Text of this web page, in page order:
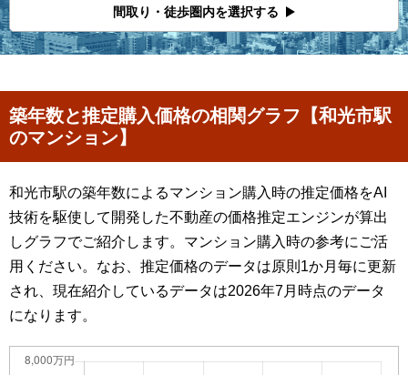
間取り・徒歩圏内を選択する
築年数と推定購入価格の相関グラフ【和光市駅
のマンション】
和光市駅の築年数によるマンション購入時の推定価格をAI
技術を駆使して開発した不動産の価格推定エンジンが算出
しグラフでご紹介します。マンション購入時の参考にご活
用ください。なお、推定価格のデータは原則1か月毎に更新
され、現在紹介しているデータは2026年7月時点のデータ
になります。